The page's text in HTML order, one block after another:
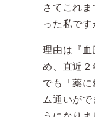
さてこれ
った私で
理由は『
め、直近
でも「薬
ム通いが